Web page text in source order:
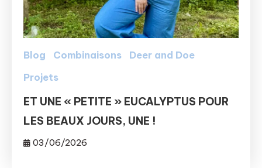
Blog Combinaisons
Deer and Doe
Projets
ET UNE « PETITE » EUCALYPTUS POUR
LES BEAUX JOURS, UNE !
03/06/2026